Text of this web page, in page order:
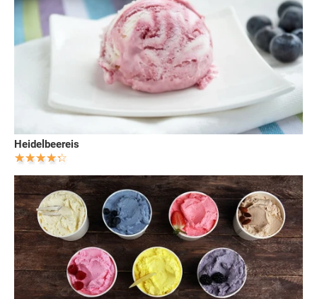
Heidelbeereis